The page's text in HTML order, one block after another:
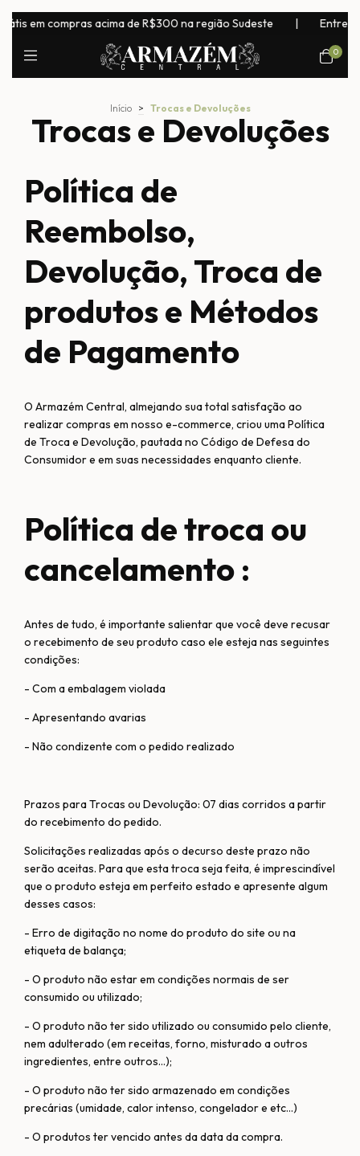
em compras acima de R$300 na região Sudeste Entrega
0
Início > Trocas e Devoluções
Trocas e Devoluções
Política de
Reembolso,
Devolução, Troca de
produtos e Métodos
de Pagamento
O Armazém Central, almejando sua total satisfação ao
realizar compras em nosso e-commerce, criou uma Política
de Troca e Devolução, pautada no Código de Defesa do
Consumidor e em suas necessidades enquanto cliente.
Política de troca ou
cancelamento :
Antes de tudo, é importante salientar que você deve recusar
o recebimento de seu produto caso ele esteja nas seguintes
condições:
- Com a embalagem violada
- Apresentando avarias
- Não condizente com o pedido realizado
Prazos para Trocas ou Devolução: 07 dias corridos a partir
do recebimento do pedido.
Solicitações realizadas após o decurso deste prazo não
serão aceitas. Para que esta troca seja feita, é imprescindível
que o produto esteja em perfeito estado e apresente algum
desses casos:
- Erro de digitação no nome do produto do site ou na
etiqueta de balança;
- O produto não estar em condições normais de ser
consumido ou utilizado;
- O produto não ter sido utilizado ou consumido pelo cliente,
nem adulterado (em receitas, forno, misturado a outros
ingredientes, entre outros...);
- O produto não ter sido armazenado em condições
precárias (umidade, calor intenso, congelador e etc...)
- O produtos ter vencido antes da data da compra.